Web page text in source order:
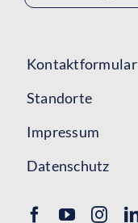
Kontaktformular
Standorte
Impressum
Datenschutz